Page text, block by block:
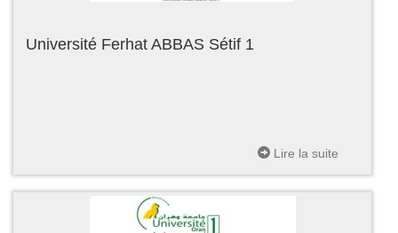
Université Ferhat ABBAS Sétif 1
Lire la suite